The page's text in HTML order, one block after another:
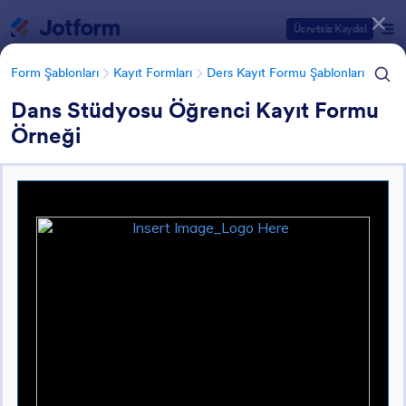
Ücretsiz Kaydol
Form Şablonları Kayıt Formları Ders Kayıt Formu Şablonları
Dans Stüdyosu Öğrenci Kayıt Formu
Örneği
Ders Kayıt Formu Şablonları
Form Şablonu Kategorileri